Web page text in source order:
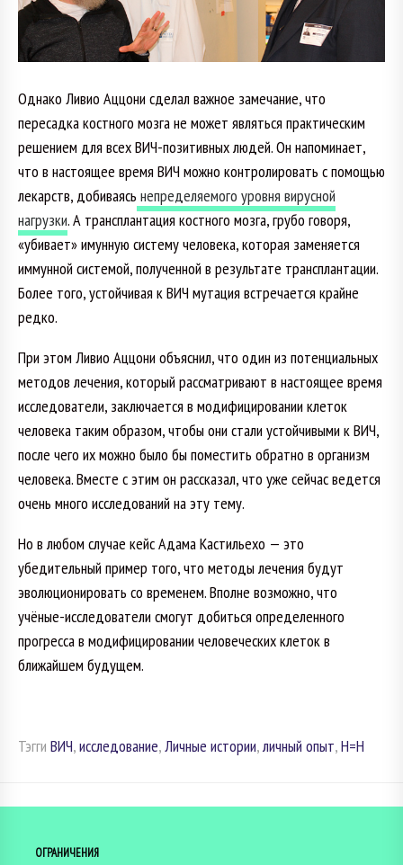
Однако Ливио Аццони сделал важное замечание, что
пересадка костного мозга не может являться практическим
решением для всех ВИЧ-позитивных людей. Он напоминает,
что в настоящее время ВИЧ можно контролировать с помощью
лекарств, добиваясь непределяемого уровня вирусной
нагрузки. А трансплантация костного мозга, грубо говоря,
«убивает» имунную систему человека, которая заменяется
иммунной системой, полученной в результате трансплантации.
Более того, устойчивая к ВИЧ мутация встречается крайне
редко.
При этом Ливио Аццони объяснил, что один из потенциальных
методов лечения, который рассматривают в настоящее время
исследователи, заключается в модифицировании клеток
человека таким образом, чтобы они стали устойчивыми к ВИЧ,
после чего их можно было бы поместить обратно в организм
человека. Вместе с этим он рассказал, что уже сейчас ведется
очень много исследований на эту тему.
Но в любом случае кейс Адама Кастильехо — это
убедительный пример того, что методы лечения будут
эволюционировать со временем. Вполне возможно, что
учёные-исследователи смогут добиться определенного
прогресса в модифицировании человеческих клеток в
ближайшем будущем.
Тэгги ВИЧ,исследование,Личные истории,личный опыт,Н=Н
ОГРАНИЧЕНИЯ